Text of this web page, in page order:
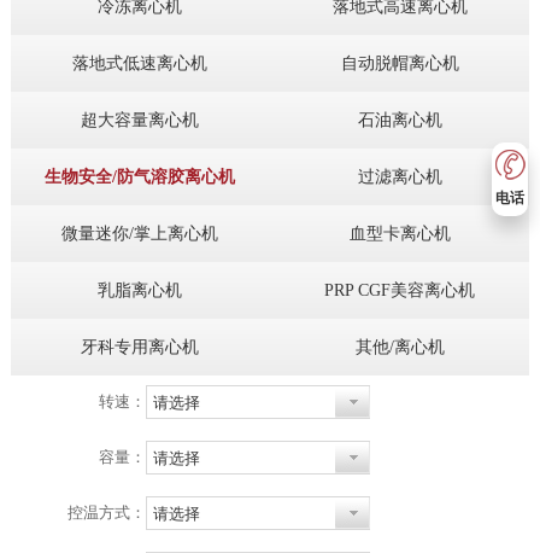
电话
冷冻离心机 落地式高速离心机
落地式低速离心机 自动脱帽离心机
超大容量离心机 石油离心机
生物安全/防气溶胶离心机 过滤离心机
微量迷你/掌上离心机 血型卡离心机
乳脂离心机 PRP CGF美容离心机
牙科专用离心机 其他/离心机
转速： 请选择
容量： 请选择
控温方式： 请选择